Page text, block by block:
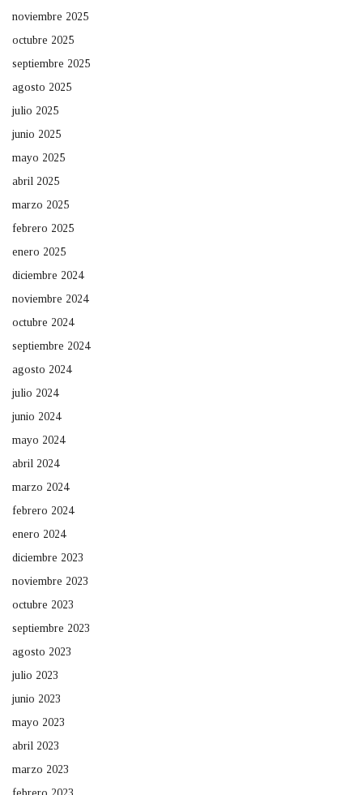
noviembre 2025
octubre 2025
septiembre 2025
agosto 2025
julio 2025
junio 2025
mayo 2025
abril 2025
marzo 2025
febrero 2025
enero 2025
diciembre 2024
noviembre 2024
octubre 2024
septiembre 2024
agosto 2024
julio 2024
junio 2024
mayo 2024
abril 2024
marzo 2024
febrero 2024
enero 2024
diciembre 2023
noviembre 2023
octubre 2023
septiembre 2023
agosto 2023
julio 2023
junio 2023
mayo 2023
abril 2023
marzo 2023